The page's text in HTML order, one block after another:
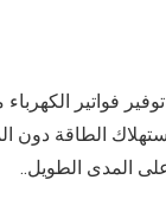
فواتير
الطاقة دون
المدى الطويل..